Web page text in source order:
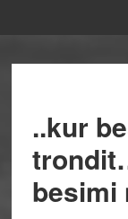
..kur
besimi